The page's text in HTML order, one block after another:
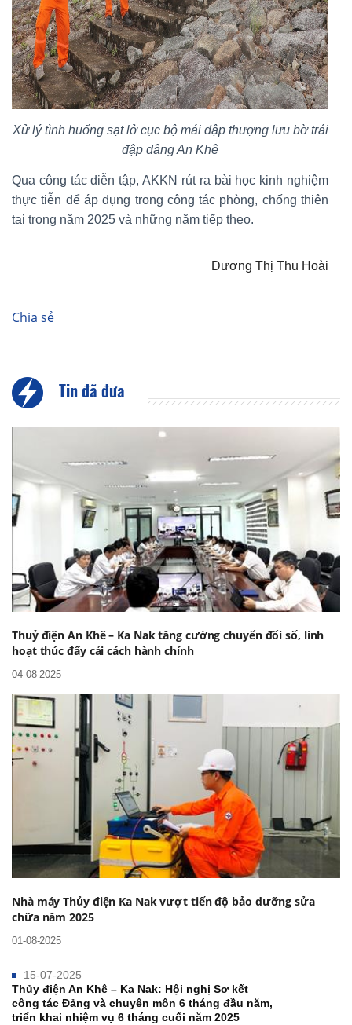
Xử lý tình huống sạt lở cục bộ mái đập thượng lưu bờ trái
đập dâng An Khê
Qua công tác diễn tập, AKKN rút ra bài học kinh nghiệm
thực tiễn để áp dụng trong công tác phòng, chống thiên
tai trong năm 2025 và những năm tiếp theo.
Dương Thị Thu Hoài
Chia sẻ
Tin đã đưa
Thuỷ điện An Khê – Ka Nak tăng cường chuyển đổi số, linh
hoạt thúc đẩy cải cách hành chính
04-08-2025
Nhà máy Thủy điện Ka Nak vượt tiến độ bảo dưỡng sửa
chữa năm 2025
01-08-2025
15-07-2025
Thủy điện An Khê – Ka Nak: Hội nghị Sơ kết
công tác Đảng và chuyên môn 6 tháng đầu năm,
triển khai nhiệm vụ 6 tháng cuối năm 2025